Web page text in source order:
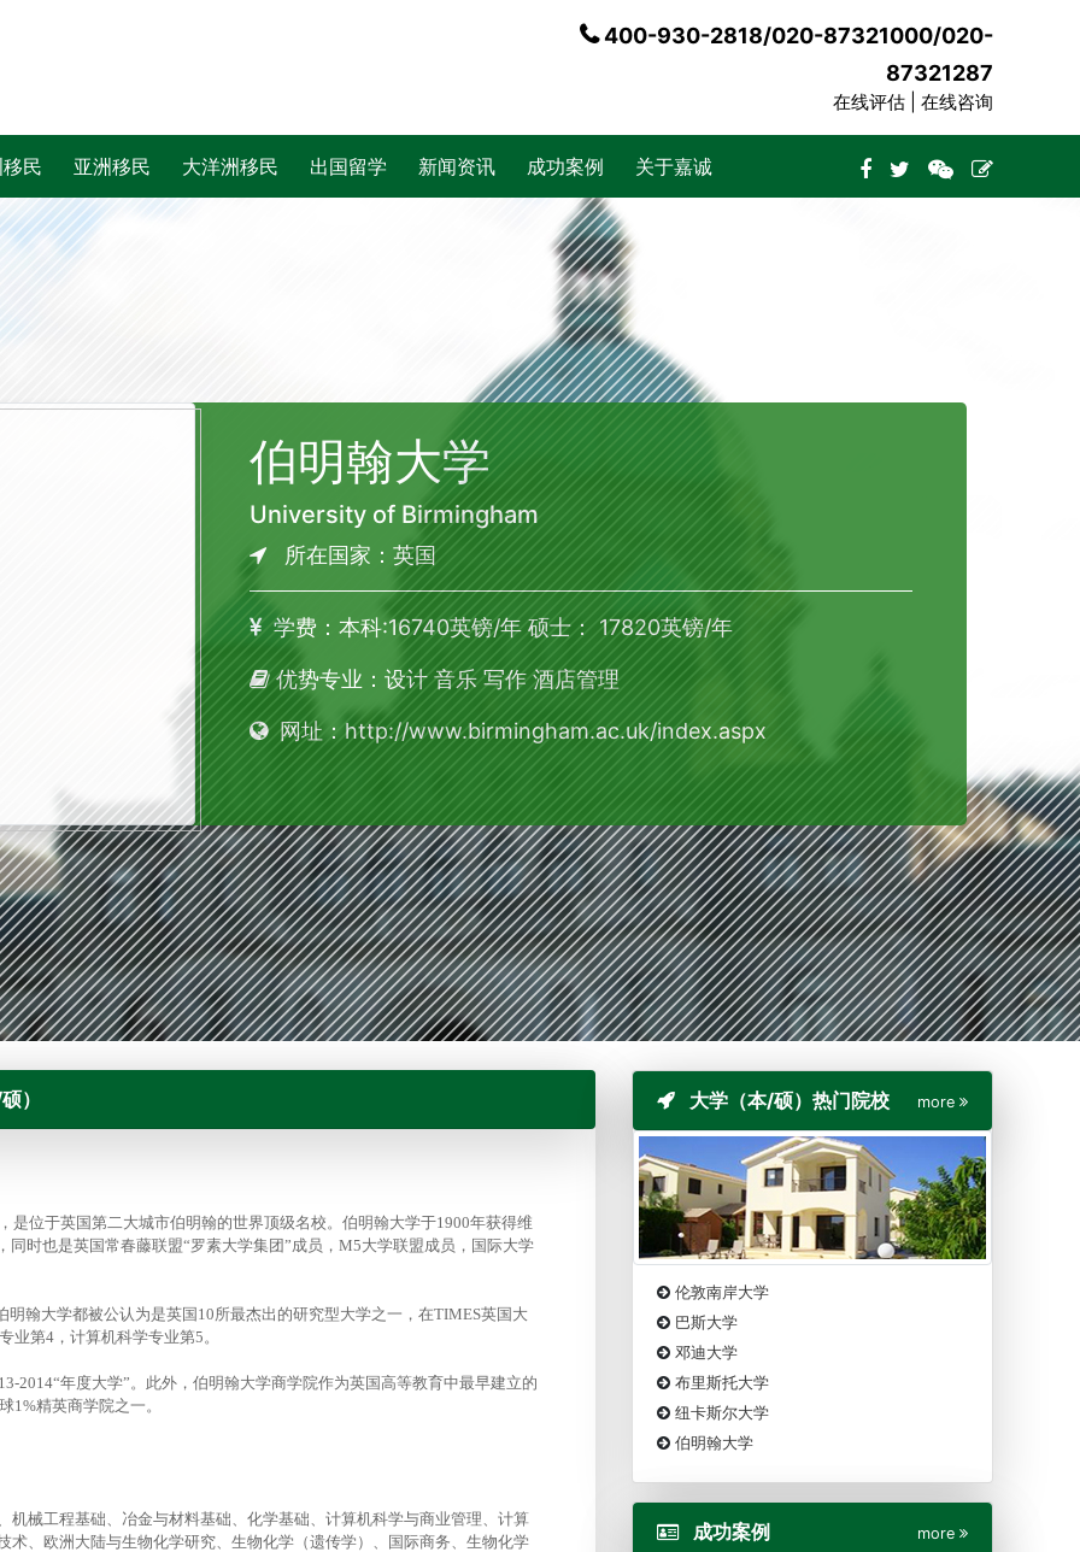
400-930-2818/020-87321000/020-
87321287
在线评估 | 在线咨询
民 亚洲移民 大洋洲移民 出国留学 新闻资讯 成功案例 关于嘉诚
伯明翰大学
University of Birmingham
所在国家：英国
学费：本科:16740英镑/年 硕士： 17820英镑/年
优势专业：设计 音乐 写作 酒店管理
网址：http://www.birmingham.ac.uk/index.aspx
）
是位于英国第二大城市伯明翰的世界顶级名校。伯明翰大学于1900年获得维
时也是英国常春藤联盟“罗素大学集团”成员，M5大学联盟成员，国际大学
翰大学都被公认为是英国10所最杰出的研究型大学之一，在TIMES英国大
第4，计算机科学专业第5。
2014“年度大学”。此外，伯明翰大学商学院作为英国高等教育中最早建立的
1%精英商学院之一。
械工程基础、冶金与材料基础、化学基础、计算机科学与商业管理、计算
、欧洲大陆与生物化学研究、生物化学（遗传学）、国际商务、生物化学
大学（本/硕）热门院校 more
伦敦南岸大学
巴斯大学
邓迪大学
布里斯托大学
纽卡斯尔大学
伯明翰大学
成功案例 more